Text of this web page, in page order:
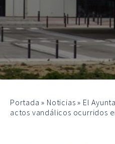
Portada » Noticias » El
actos vandálicos ocurridos